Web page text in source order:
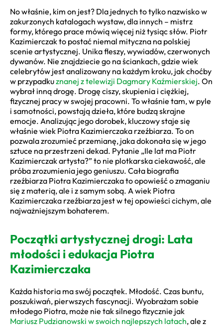
No właśnie, kim on jest? Dla jednych to tylko nazwisko w
zakurzonych katalogach wystaw, dla innych – mistrz
formy, którego prace mówią więcej niż tysiąc słów. Piotr
Kazimierczak to postać niemal mityczna na polskiej
scenie artystycznej. Unika fleszy, wywiadów, czerwonych
dywanów. Nie znajdziecie go na ściankach, gdzie wiek
celebrytów jest analizowany na każdym kroku, jak choćby
w przypadkuznanej z telewizji Dagmary Kaźmierskiej. On
wybrał inną drogę. Drogę ciszy, skupienia i ciężkiej,
fizycznej pracy w swojej pracowni. To właśnie tam, w pyle
i samotności, powstają dzieła, które budzą skrajne
emocje. Analizując jego dorobek, kluczowy staje się
właśnie wiek Piotra Kazimierczaka rzeźbiarza. To on
pozwala zrozumieć przemianę, jaka dokonała się w jego
sztuce na przestrzeni dekad. Pytanie „Ile lat ma Piotr
Kazimierczak artysta?” to nie plotkarska ciekawość, ale
próba zrozumienia jego geniuszu. Cała biografia
rzeźbiarza Piotra Kazimierczaka to opowieść o zmaganiu
się z materią, ale i z samym sobą. A wiek Piotra
Kazimierczaka rzeźbiarza jest w tej opowieści cichym, ale
najważniejszym bohaterem.
Początki artystycznej drogi: Lata
młodości i edukacja Piotra
Kazimierczaka
Każda historia ma swój początek. Młodość. Czas buntu,
poszukiwań, pierwszych fascynacji. Wyobrażam sobie
młodego Piotra, może nie tak silnego fizycznie jak
Mariusz Pudzianowski w swoich najlepszych latach, ale z